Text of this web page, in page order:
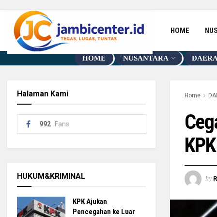
HOME
HOME NUSANTARA
Home
by
Halaman Kami
992 Fans
HUKUM&KRIMINAL
KPK Ajukan
Pencegahan ke Luar